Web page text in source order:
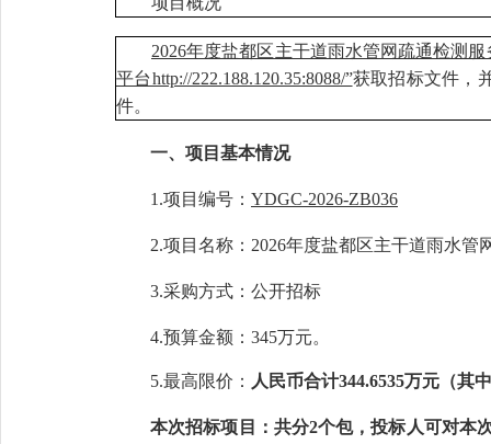
2026年度盐都区主干道雨水管网疏通检测服
平台http://222.188.120.35:8088/”获取招标文件，
件。
一、项目基本情况
1.项目编号： YDGC-2026-ZB036
2.项目名称： 2026年度盐都区主干道雨水管
3.采购方式：公开招标
4.预算金额： 345万元。
5.最高限价： 人民币合计344.6535万元（其
本次招标项目：共分2个包，投标人可对本